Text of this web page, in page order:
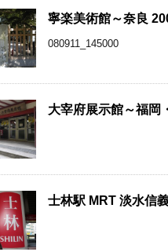
寧楽美術館～奈良
080911_145000
大宰府展示館～福岡
士林駅 MRT 淡水信